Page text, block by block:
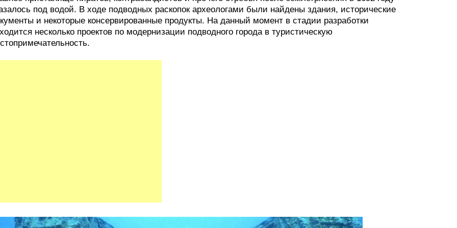
под водой. В ходе подводных раскопок археологами были найдены здания, исторические
и некоторые консервированные продукты. На данный момент в стадии разработки
несколько проектов по модернизации подводного города в туристическую